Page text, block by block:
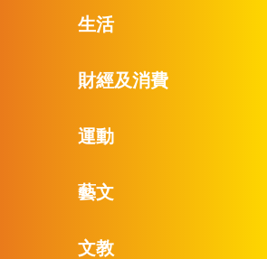
生活
財經及消費
運動
藝文
文教